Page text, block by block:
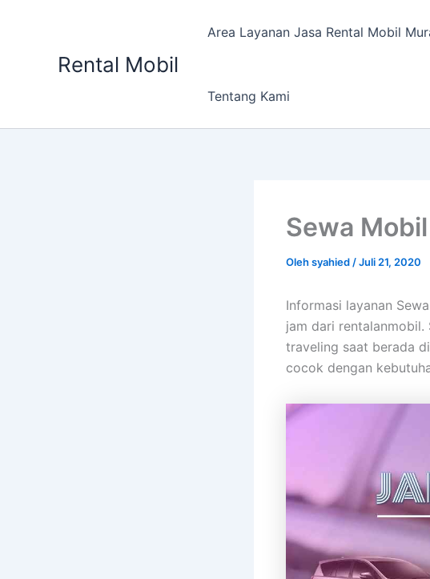
Rental Mobil
Area Layanan Jasa Rental Mobil
Tentang Kami
Sewa
Olehsyahied /Juli 21, 2020
Informasi layanan
jam dari rentalanmobil.
traveling saat berada
cocok dengan